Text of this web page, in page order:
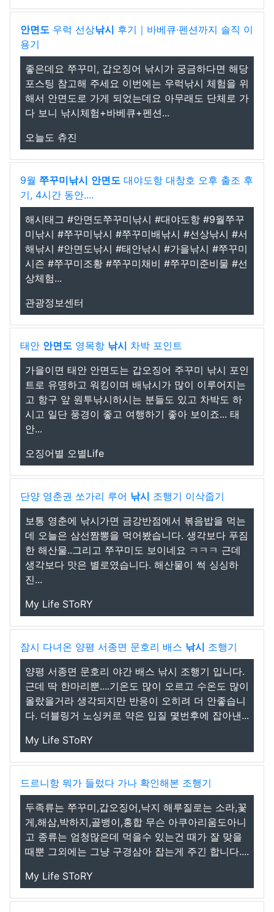
안면도 우럭 선상낚시 후기｜바베큐·펜션까지 솔직 이
용기
좋은데요 쭈꾸미, 갑오징어 낚시가 궁금하다면 해당
포스팅 참고해 주세요 이번에는 우럭낚시 체험을 위
해서 안면도로 가게 되었는데요 아무래도 단체로 가
다 보니 낚시체험+바베큐+펜션...
오늘도 츄진
9월 쭈꾸미낚시 안면도 대야도항 대창호 오후 출조 후
기, 4시간 동안....
해시태그 #안면도쭈꾸미낚시 #대야도항 #9월쭈꾸
미낚시 #쭈꾸미낚시 #쭈꾸미배낚시 #선상낚시 #서
해낚시 #안면도낚시 #태안낚시 #가을낚시 #쭈꾸미
시즌 #쭈꾸미조황 #쭈꾸미채비 #쭈꾸미준비물 #선
상체험...
관광정보센터
태안 안면도 영목항 낚시 차박 포인트
가을이면 태안 안면도는 갑오징어 주꾸미 낚시 포인
트로 유명하고 워킹이며 배낚시가 많이 이루어지는
고 항구 앞 원투낚시하시는 분들도 있고 차박도 하
시고 일단 풍경이 좋고 여행하기 좋아 보이죠... 태
안...
오징어별 오별Life
단양 영춘권 쏘가리 루어 낚시 조행기 이삭줍기
보통 영춘에 낚시가면 금강반점에서 볶음밥을 먹는
데 오늘은 삼선짬뽕을 먹어봤습니다. 생각보다 푸짐
한 해산물..그리고 쭈꾸미도 보이네요 ㅋㅋㅋ 근데
생각보다 맛은 별로였습니다. 해산물이 썩 싱싱하
진...
My Life SToRY
잠시 다녀온 양평 서종면 문호리 배스 낚시 조행기
양평 서종면 문호리 야간 배스 낚시 조행기 입니다.
근데 딱 한마리뿐....기온도 많이 오르고 수온도 많이
올랐을거라 생각되지만 반응이 오히려 더 안좋습니
다. 더블링거 노싱커로 약은 입질 몇번후에 잡아낸...
My Life SToRY
드르니항 뭐가 들렀다 가나 확인해본 조행기
두족류는 쭈꾸미,갑오징어,낙지 해루질로는 소라,꽃
게,해삼,박하지,골뱅이,홍합 무슨 아쿠아리움도아니
고 종류는 엄청많은데 먹을수 있는건 때가 잘 맞을
때뿐 그외에는 그냥 구경삼아 잡는게 주긴 합니다....
My Life SToRY